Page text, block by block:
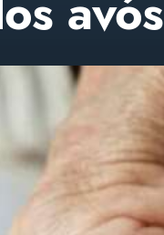
em 23 de abril de 2023